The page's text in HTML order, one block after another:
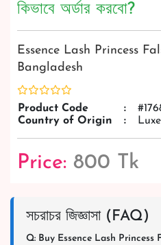
কিভাবে অর্ডার করবো?
Essence Lash Princess
Bangladesh
Product Code :
Country of Origin
:
Price: 800 Tk
সচরাচর জিজ্ঞাসা (FAQ)
Q: Buy Essence Lash Princess